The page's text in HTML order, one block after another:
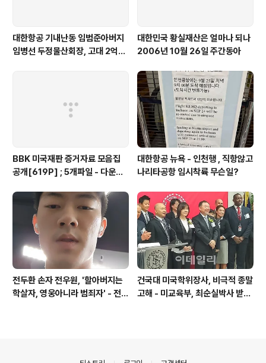
대한항공 기내난동 임범준아버지
임병선 두정물산회장, 고대 2억기
대한민국 황실재산은 얼마나 되나
2006년 10월 26일 주간동아
BBK 미국재판 증거자료 모음집
공개[619P] ; 5개파일 - 다운로
대한항공 뉴욕 - 인천행 , 직항않고
나리타공항 임시착륙 무슨일?
전두환 손자 전우원, '할아버지는
학살자, 영웅아니라 범죄자' - 전재
건국대 미국학위장사, 비극적 종말
고해 - 미교육부, 최순실박사 받은